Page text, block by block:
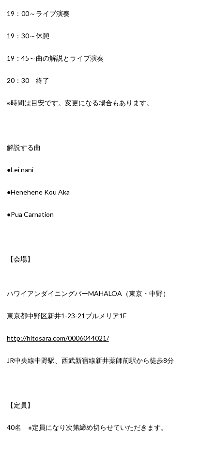
19：00～ライブ演奏
19：30～休憩
19：45～曲の解説とライブ演奏
20：30 終了
※時間は目安です。変更になる場合もあります。
解説する曲
●Lei nani
●Henehene Kou Aka
●Pua Carnation
【会場】
ハワイアンダイニングバーMAHALOA（東京・中野）
東京都中野区新井1-23-21プルメリア1F
http://hitosara.com/0006044021/
JR中央線中野駅、西武新宿線新井薬師前駅から徒歩8分
【定員】
40名 ※定員になり次第締め切らせていただきます。